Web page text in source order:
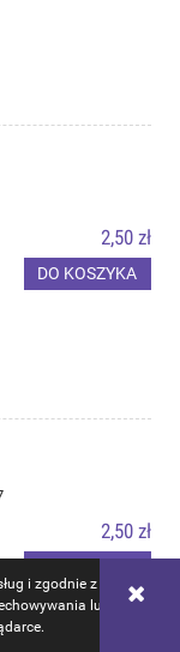
i zgodnie z
lub
2,50 zł
DO KOSZYKA
2,50 zł